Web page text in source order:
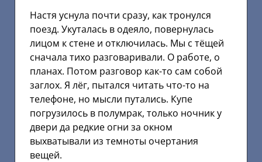
Настя уснула почти сразу, как тронулся
поезд. Укуталась в одеяло, повернулась
лицом к стене и отключилась. Мы с тёщей
сначала тихо разговаривали. О работе, о
планах. Потом разговор как-то сам собой
заглох. Я лёг, пытался читать что-то на
телефоне, но мысли путались. Купе
погрузилось в полумрак, только ночник у
двери да редкие огни за окном
выхватывали из темноты очертания
вещей.